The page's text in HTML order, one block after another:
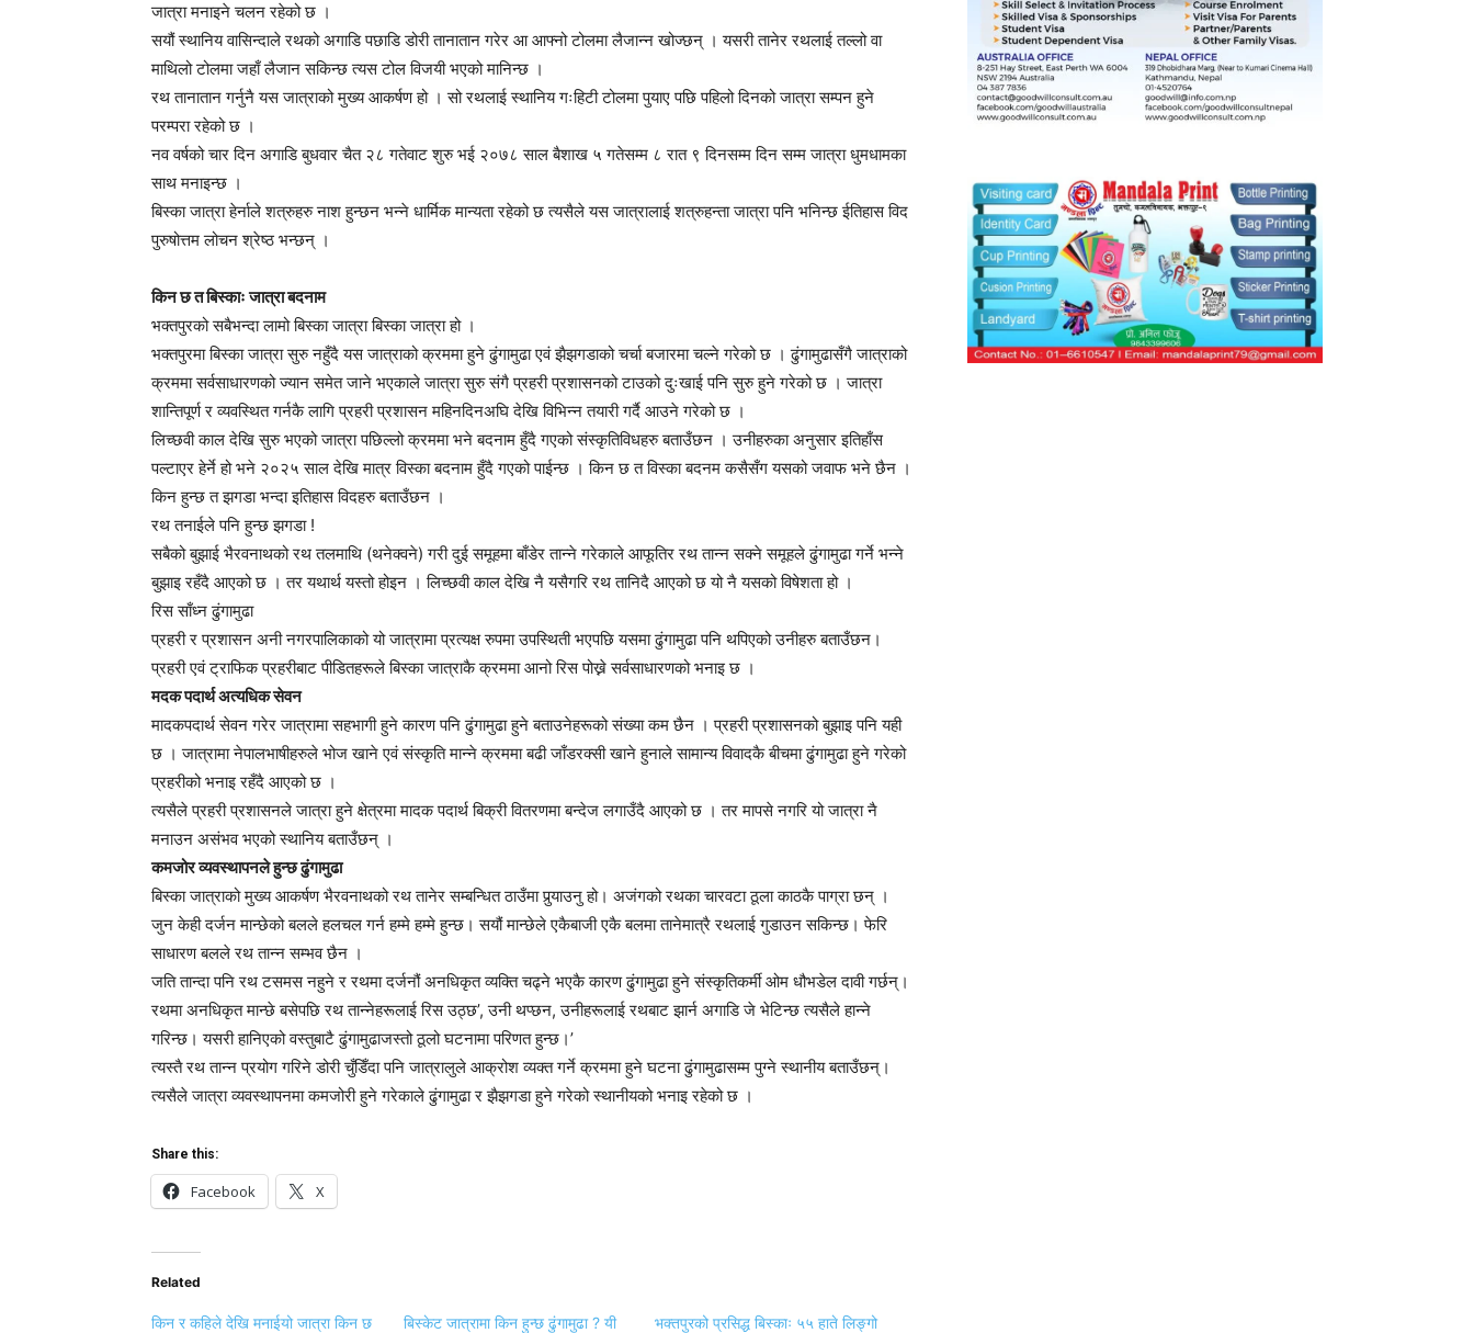
जात्रा मनाइने चलन रहेको छ ।
सयौं स्थानिय वासिन्दाले रथको अगाडि पछाडि डोरी तानातान गरेर आ आफ्नो टोलमा लैजान्न खोज्छन् । यसरी तानेर रथलाई तल्लो वा
माथिलो टोलमा जहाँ लैजान सकिन्छ त्यस टोल विजयी भएको मानिन्छ ।
रथ तानातान गर्नुनै यस जात्राको मुख्य आकर्षण हो । सो रथलाई स्थानिय गःहिटी टोलमा पुयाए पछि पहिलो दिनको जात्रा सम्पन हुने
परम्परा रहेको छ ।
नव वर्षको चार दिन अगाडि बुधवार चैत २८ गतेवाट शुरु भई २०७८ साल बैशाख ५ गतेसम्म ८ रात ९ दिनसम्म दिन सम्म जात्रा धुमधामका
साथ मनाइन्छ ।
बिस्का जात्रा हेर्नाले शत्रुहरु नाश हुन्छन भन्ने धार्मिक मान्यता रहेको छ त्यसैले यस जात्रालाई शत्रुहन्ता जात्रा पनि भनिन्छ ईतिहास विद
पुरुषोत्तम लोचन श्रेष्ठ भन्छन् ।
किन छ त बिस्काः जात्रा बदनाम
भक्तपुरको सबैभन्दा लामो बिस्का जात्रा बिस्का जात्रा हो ।
भक्तपुरमा बिस्का जात्रा सुरु नहुँदै यस जात्राको क्रममा हुने ढुंगामुढा एवं झैझगडाको चर्चा बजारमा चल्ने गरेको छ । ढुंगामुढासँगै जात्राको
क्रममा सर्वसाधारणको ज्यान समेत जाने भएकाले जात्रा सुरु संगै प्रहरी प्रशासनको टाउको दुःखाई पनि सुरु हुने गरेको छ । जात्रा
शान्तिपूर्ण र व्यवस्थित गर्नकै लागि प्रहरी प्रशासन महिनदिनअघि देखि विभिन्न तयारी गर्दै आउने गरेको छ ।
लिच्छवी काल देखि सुरु भएको जात्रा पछिल्लो क्रममा भने बदनाम हुँदै गएको संस्कृतिविधहरु बताउँछन । उनीहरुका अनुसार इतिहाँस
पल्टाएर हेर्ने हो भने २०२५ साल देखि मात्र विस्का बदनाम हुँदै गएको पाईन्छ । किन छ त विस्का बदनम कसैसँग यसको जवाफ भने छैन ।
किन हुन्छ त झगडा भन्दा इतिहास विदहरु बताउँछन ।
रथ तनाईले पनि हुन्छ झगडा !
सबैको बुझाई भैरवनाथको रथ तलमाथि (थनेक्वने) गरी दुई समूहमा बाँडेर तान्ने गरेकाले आफूतिर रथ तान्न सक्ने समूहले ढुंगामुढा गर्ने भन्ने
बुझाइ रहँदै आएको छ । तर यथार्थ यस्तो होइन । लिच्छवी काल देखि नै यसैगरि रथ तानिदै आएको छ यो नै यसको विषेशता हो ।
रिस साँध्न ढुंगामुढा
प्रहरी र प्रशासन अनी नगरपालिकाको यो जात्रामा प्रत्यक्ष रुपमा उपस्थिती भएपछि यसमा ढुंगामुढा पनि थपिएको उनीहरु बताउँछन।
प्रहरी एवं ट्राफिक प्रहरीबाट पीडितहरूले बिस्का जात्राकै क्रममा आनो रिस पोख्ने सर्वसाधारणको भनाइ छ ।
मदक पदार्थ अत्यधिक सेवन
मादकपदार्थ सेवन गरेर जात्रामा सहभागी हुने कारण पनि ढुंगामुढा हुने बताउनेहरूको संख्या कम छैन । प्रहरी प्रशासनको बुझाइ पनि यही
छ । जात्रामा नेपालभाषीहरुले भोज खाने एवं संस्कृति मान्ने क्रममा बढी जाँडरक्सी खाने हुनाले सामान्य विवादकै बीचमा ढुंगामुढा हुने गरेको
प्रहरीको भनाइ रहँदै आएको छ ।
त्यसैले प्रहरी प्रशासनले जात्रा हुने क्षेत्रमा मादक पदार्थ बिक्री वितरणमा बन्देज लगाउँदै आएको छ । तर मापसे नगरि यो जात्रा नै
मनाउन असंभव भएको स्थानिय बताउँछन् ।
कमजोर व्यवस्थापनले हुन्छ ढुंगामुढा
बिस्का जात्राको मुख्य आकर्षण भैरवनाथको रथ तानेर सम्बन्धित ठाउँमा पुर्‍याउनु हो। अजंगको रथका चारवटा ठूला काठकै पाग्रा छन् ।
जुन केही दर्जन मान्छेको बलले हलचल गर्न हम्मे हम्मे हुन्छ। सयौं मान्छेले एकैबाजी एकै बलमा तानेमात्रै रथलाई गुडाउन सकिन्छ। फेरि
साधारण बलले रथ तान्न सम्भव छैन ।
जति तान्दा पनि रथ टसमस नहुने र रथमा दर्जनौं अनधिकृत व्यक्ति चढ्ने भएकै कारण ढुंगामुढा हुने संस्कृतिकर्मी ओम धौभडेल दावी गर्छन्।
रथमा अनधिकृत मान्छे बसेपछि रथ तान्नेहरूलाई रिस उठ्छ’, उनी थप्छन, उनीहरूलाई रथबाट झार्न अगाडि जे भेटिन्छ त्यसैले हान्ने
गरिन्छ। यसरी हानिएको वस्तुबाटै ढुंगामुढाजस्तो ठूलो घटनामा परिणत हुन्छ।’
त्यस्तै रथ तान्न प्रयोग गरिने डोरी चुँडिँदा पनि जात्रालुले आक्रोश व्यक्त गर्ने क्रममा हुने घटना ढुंगामुढासम्म पुग्ने स्थानीय बताउँछन्।
त्यसैले जात्रा व्यवस्थापनमा कमजोरी हुने गरेकाले ढुंगामुढा र झैझगडा हुने गरेको स्थानीयको भनाइ रहेको छ ।
Share this:
Facebook X
Related
किन र कहिले देखि मनाईयो जात्रा किन छ
बिस्केट जात्रामा किन हुन्छ ढुंगामुढा ? यी
भक्तपुरको प्रसिद्ध बिस्काः ५५ हाते लिङ्गो